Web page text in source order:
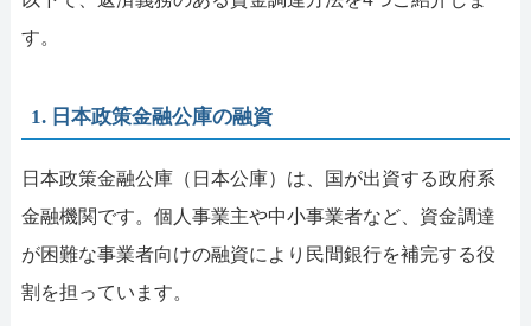
す。
1. 日本政策金融公庫の融資
日本政策金融公庫（日本公庫）は、国が出資する政府系
金融機関です。個人事業主や中小事業者など、資金調達
が困難な事業者向けの融資により民間銀行を補完する役
割を担っています。